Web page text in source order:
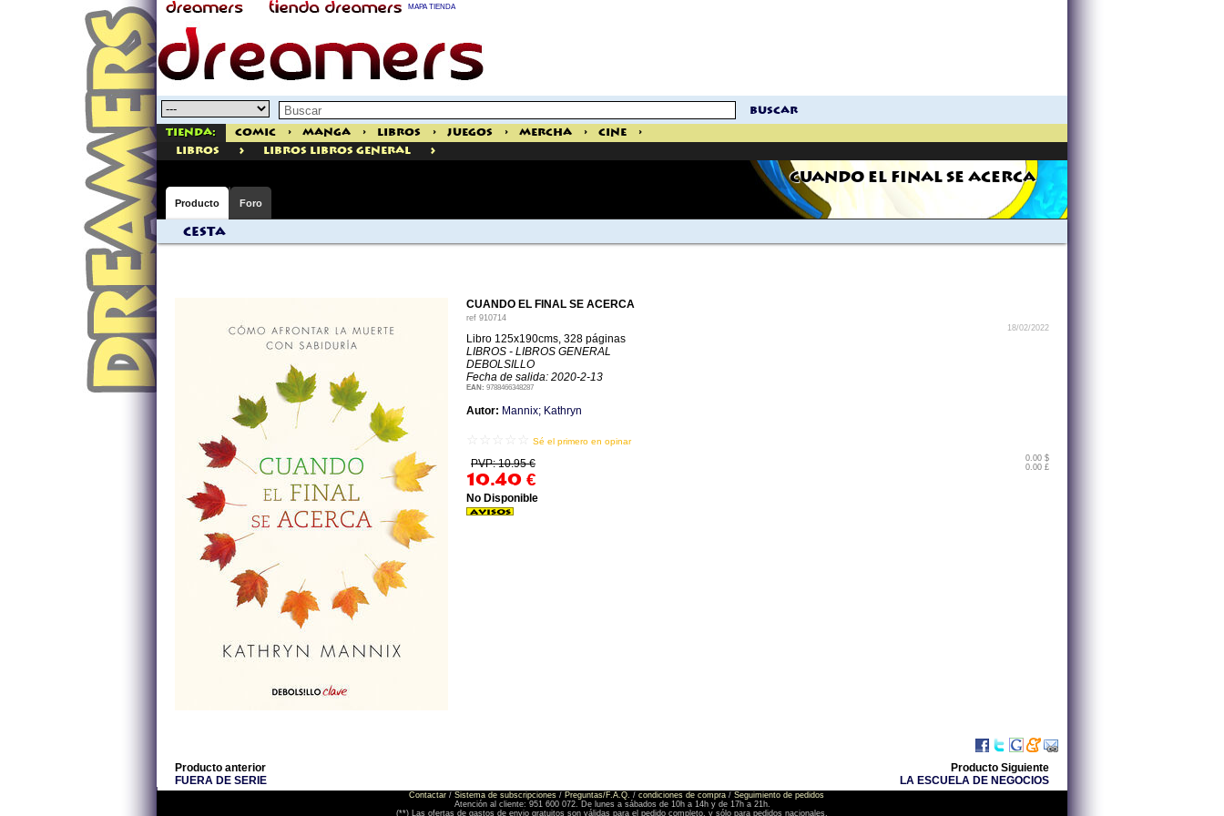
MAPA TIENDA
buscar
Tienda: Comic > Manga > Libros > Juegos > Mercha > Cine
>
libros
> Libros Libros General >
CUANDO EL FINAL SE ACERCA
Producto Foro
Cesta
CUANDO EL FINAL SE ACERCA
ref 910714
18/02/2022
Libro 125x190cms, 328 páginas
LIBROS - LIBROS GENERAL
DEBOLSILLO
Fecha de salida: 2020-2-13
EAN: 9788466348287
Autor: Mannix; Kathryn
Sé el primero en opinar
PVP: 10.95 €
10.40 €
0.00 $
0.00 £
No Disponible
Producto anterior
FUERA DE SERIE
Producto Siguiente
LA ESCUELA DE NEGOCIOS
Contactar / Sistema de subscripciones / Preguntas/F.A.Q. / condiciones de compra / Seguimiento de pedidos
Atención al cliente: 951 600 072. De lunes a sábados de 10h a 14h y de 17h a 21h.
(**) Las ofertas de gastos de envio gratuitos son válidas para el pedido completo, y sólo para pedidos nacionales.